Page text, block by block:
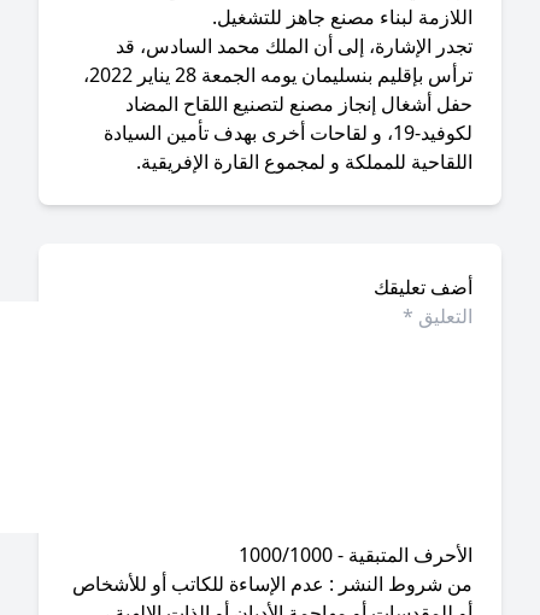
لبناء مصنع جاهز للتشغيل.
الإشارة، إلى أن الملك محمد السادس، قد
ترأس بإقليم بنسليمان يومه الجمعة 28 يناير 2022،
أشغال إنجاز مصنع لتصنيع اللقاح المضاد
لكوفيد-19، و لقاحات أخرى بهدف تأمين السيادة
للمملكة و لمجموع القارة الإفريقية.
تعليقك
المتبقية - 1000/1000
شروط النشر : عدم الإساءة للكاتب أو للأشخاص